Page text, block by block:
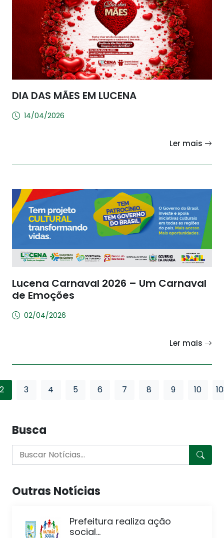
DIA DAS MÃES EM LUCENA
14/04/2026
Ler mais
Lucena Carnaval 2026 – Um Carnaval
de Emoções
02/04/2026
Ler mais
2 3 4 5 6 7 8 9 10
Busca
Outras Notícias
Prefeitura realiza ação
social...